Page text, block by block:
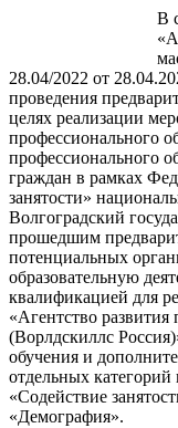
В
28.04/2022 от
проведения
целях реализации
профессионального
профессионального
граждан в рамках
занятости»
Волгоградский
прошедшим
потенциальных
образовательную
квалификацией для
«Агентство развития
(Ворлдскиллс
обучения и
отдельных
«Содействие
«Демография».